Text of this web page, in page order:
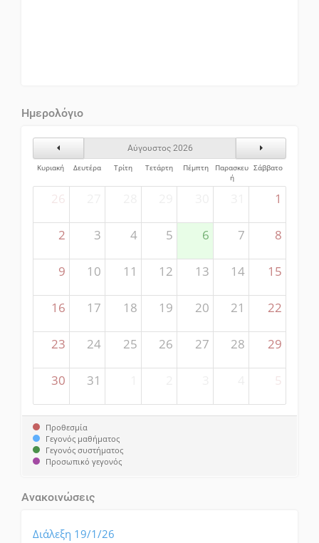
Ημερολόγιο
Προηγούμενος ΜήναςΑύγουστος 2026
Επόμενος
Κυριακή
Δευτέρα Τρίτη Τετάρτη Πέμπτη
Παρασκευ
ή
Σάββατο
26 1
2 3 4 5 6 7 8
9 10 11 12 13 14 15
16 17 18 19 20 21 22
23 24 25 26 27 28 29
30 31 5
Προθεσμία
Γεγονός μαθήματος
Γεγονός συστήματος
Προσωπικό γεγονός
Ανακοινώσεις
Διάλεξη 19/1/26